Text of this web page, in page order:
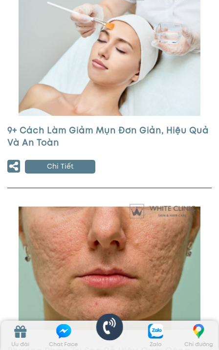
Ưu đãi Chat Face Zalo Chỉ đường
9+ Cách Làm Giảm Mụn Đơn Giản, Hiệu Quả
Và An Toàn
Chi Tiết